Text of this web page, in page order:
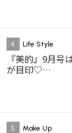
4 Life Style
『美的』9月号
が目印♡…
5 Make Up